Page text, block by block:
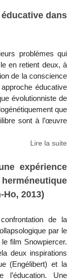
dans
problèmes qui
en retient deux, à
de la conscience
éducative
évolutionniste de
que
sont à l’œuvre
Lire la suite
expérience
2013)
de la
par le
film Snowpiercer.
deux inspirations
(Engélibert) et la
l’éducation. Une